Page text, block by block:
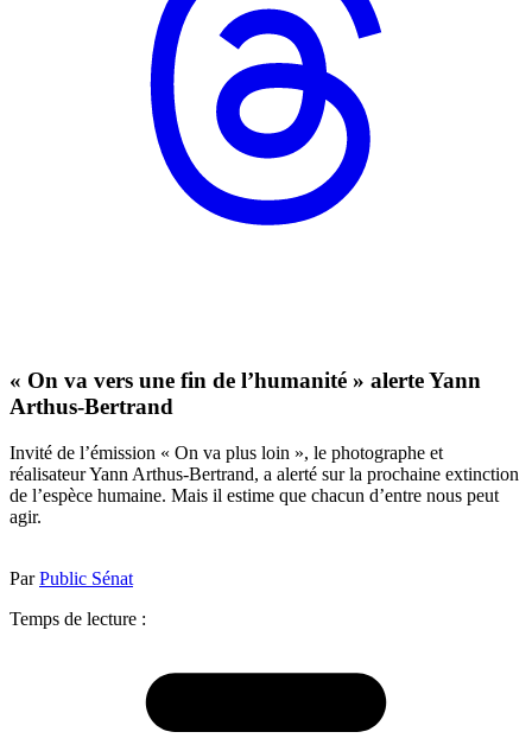
« On va vers une fin de l’humanité » alerte Yann
Arthus-Bertrand
Invité de l’émission « On va plus loin », le photographe et
réalisateur Yann Arthus-Bertrand, a alerté sur la prochaine extinction
de l’espèce humaine. Mais il estime que chacun d’entre nous peut
agir.
ParPublic Sénat
Temps de lecture :